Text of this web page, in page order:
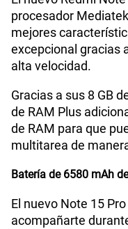
procesador
mejores
excepcional gracias
alta velocidad.
Gracias a sus 8 GB
de RAM Plus
de RAM para que
multitarea de
Batería de 6580 mAh
El nuevo Note 15
acompañarte